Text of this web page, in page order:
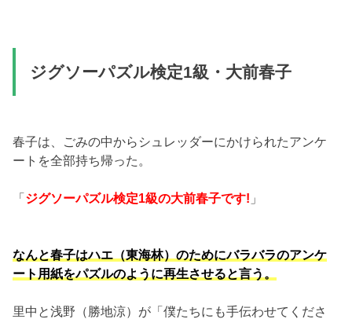
ジグソーパズル検定1級・大前春子
春子は、ごみの中からシュレッダーにかけられたアンケ
ートを全部持ち帰った。
「ジグソーパズル検定1級の大前春子です! 」
なんと春子はハエ（東海林）のためにバラバラのアンケ
ート用紙をパズルのように再生させると言う。
里中と浅野（勝地涼）が「僕たちにも手伝わせてくださ